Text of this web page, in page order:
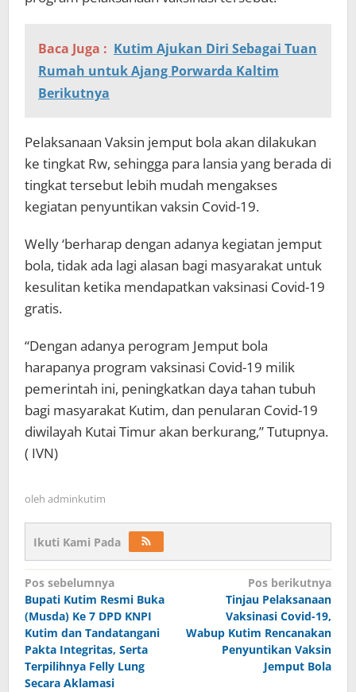
Baca Juga : Kutim Ajukan Diri Sebagai Tuan
Rumah untuk Ajang Porwarda Kaltim
Berikutnya
Pelaksanaan Vaksin jemput bola akan dilakukan
ke tingkat Rw, sehingga para lansia yang berada di
tingkat tersebut lebih mudah mengakses
kegiatan penyuntikan vaksin Covid-19.
Welly ‘berharap dengan adanya kegiatan jemput
bola, tidak ada lagi alasan bagi masyarakat untuk
kesulitan ketika mendapatkan vaksinasi Covid-19
gratis.
“Dengan adanya perogram Jemput bola
harapanya program vaksinasi Covid-19 milik
pemerintah ini, peningkatkan daya tahan tubuh
bagi masyarakat Kutim, dan penularan Covid-19
diwilayah Kutai Timur akan berkurang,” Tutupnya.
( IVN)
oleh adminkutim
Ikuti Kami Pada
Navigasi
pos
Pos sebelumnya
Bupati Kutim Resmi Buka
(Musda) Ke 7 DPD KNPI
Kutim dan Tandatangani
Pakta Integritas, Serta
Terpilihnya Felly Lung
Secara Aklamasi
Pos berikutnya
Tinjau Pelaksanaan
Vaksinasi Covid-19,
Wabup Kutim Rencanakan
Penyuntikan Vaksin
Jemput Bola